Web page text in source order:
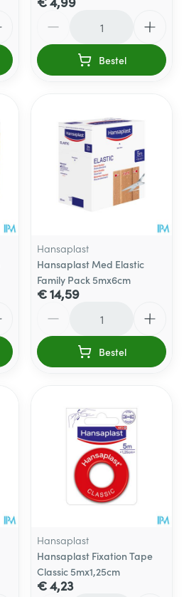
Bestel
Hansaplast
Hansaplast Med Elastic
Family Pack 5mx6cm
€ 14,59
Bestel
Hansaplast
Hansaplast Fixation Tape
Classic 5mx1,25cm
€ 4,23